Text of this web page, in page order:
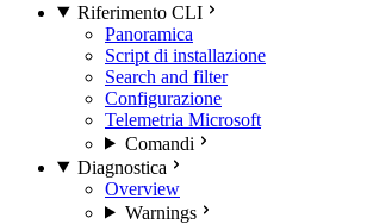
Riferimento CLI
Panoramica
Script di installazione
Search and filter
Configurazione
Telemetria Microsoft
Comandi
Diagnostica
Overview
Warnings